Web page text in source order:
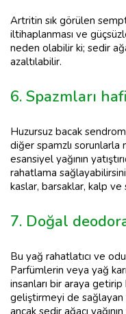
Artritin sık görülen
iltihaplanması ve
neden olabilir ki; sedir
azaltılabilir.
6. Spazmları
Huzursuz bacak
diğer spamzlı sorunlarla
esansiyel yağının
rahatlama
kaslar, barsaklar, kalp
7. Doğal
Bu yağ rahatlatıcı ve
Parfümlerin veya yağ
insanları bir araya getirip
geliştirmeyi de
ancak sedir ağacı yağının